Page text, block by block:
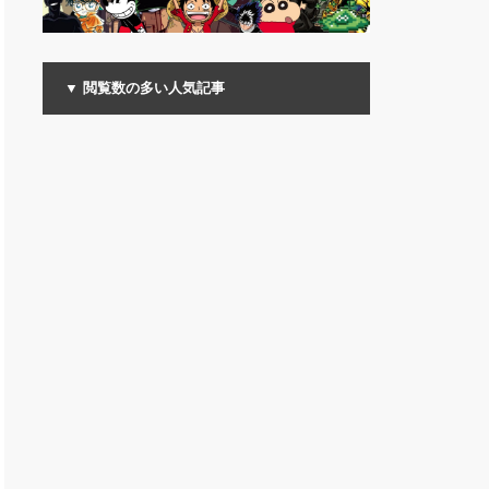
▼ 閲覧数の多い人気記事